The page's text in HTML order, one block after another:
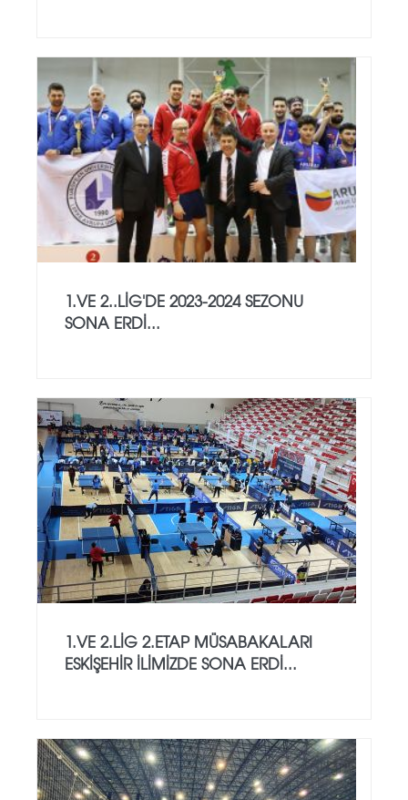
1.VE 2..LİG'DE 2023-2024 SEZONU
SONA ERDİ...
1.VE 2.LİG 2.ETAP MÜSABAKALARI
ESKİŞEHİR İLİMİZDE SONA ERDİ...